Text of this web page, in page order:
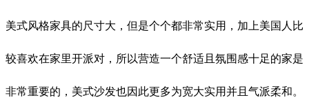
美式风格家具的尺寸大，但是个个都非常实用，加上美国人比
较喜欢在家里开派对，所以营造一个舒适且氛围感十足的家是
非常重要的，美式沙发也因此更多为宽大实用并且气派柔和。